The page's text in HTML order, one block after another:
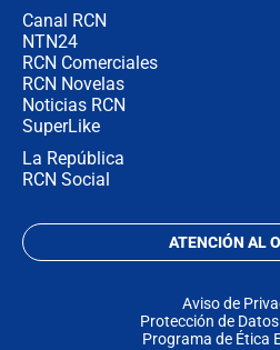
Canal RCN
NTN24
RCN Comerciales
RCN Novelas
Noticias RCN
SuperLike
La República
RCN Social
ATENCIÓN AL
Aviso de
Protección de
Programa de Ética